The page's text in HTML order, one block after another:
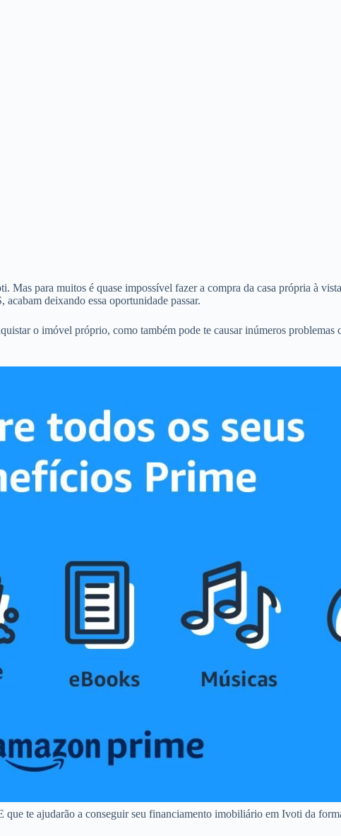
para muitos é quase impossível fazer a compra da casa própria à
deixando essa oportunidade passar.
o imóvel próprio, como também pode te causar inúmeros problemas
te ajudarão a conseguir seu financiamento imobiliário em Ivoti da